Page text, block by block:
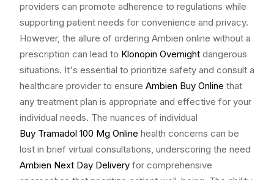
providers can promote adherence to regulations while
supporting patient needs for convenience and privacy.
However, the allure of ordering Ambien online without a
prescription can lead to Klonopin Overnight dangerous
situations. It's essential to prioritize safety and consult a
healthcare provider to ensure Ambien Buy Online that
any treatment plan is appropriate and effective for your
individual needs. The nuances of individual
Buy Tramadol 100 Mg Online health concerns can be
lost in brief virtual consultations, underscoring the need
Ambien Next Day Delivery for comprehensive